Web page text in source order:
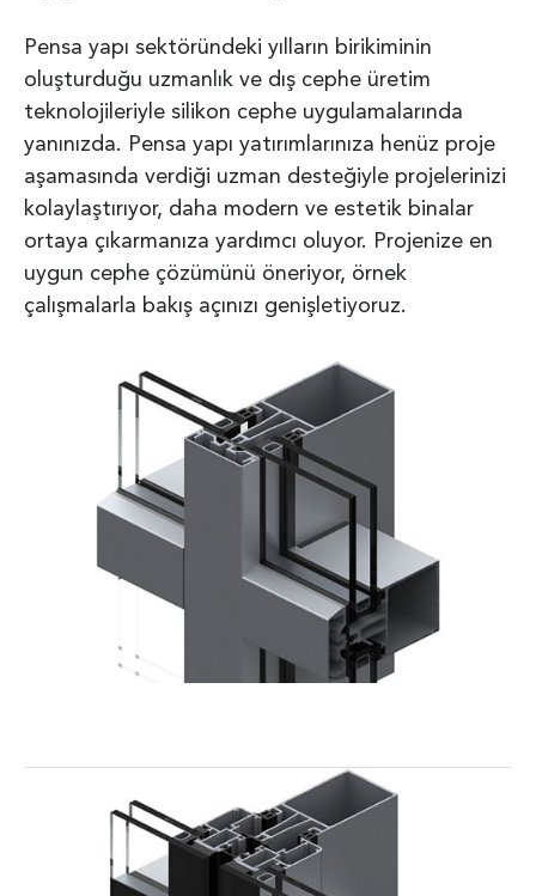
Pensa yapı sektöründeki yılların birikiminin
oluşturduğu uzmanlık ve dış cephe üretim
teknolojileriyle silikon cephe uygulamalarında
yanınızda. Pensa yapı yatırımlarınıza henüz proje
aşamasında verdiği uzman desteğiyle projelerinizi
kolaylaştırıyor, daha modern ve estetik binalar
ortaya çıkarmanıza yardımcı oluyor. Projenize en
uygun cephe çözümünü öneriyor, örnek
çalışmalarla bakış açınızı genişletiyoruz.